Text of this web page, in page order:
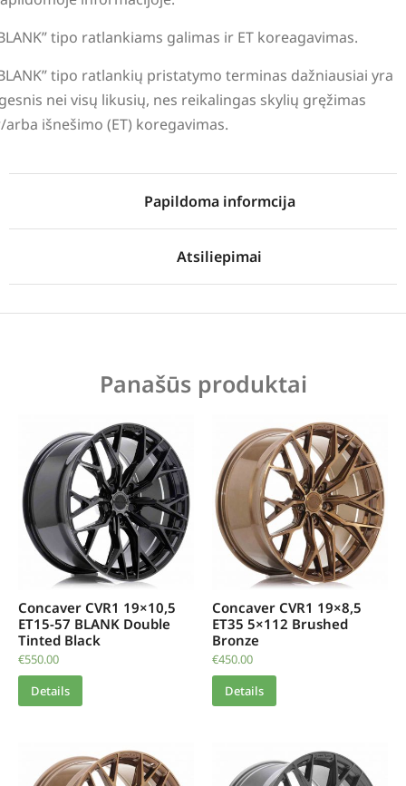
tipo ratlankiams galimas ir ET koreagavimas.
tipo ratlankių pristatymo terminas dažniausiai yra
nei visų likusių, nes reikalingas skylių gręžimas
arba išnešimo (ET) koregavimas.
Papildoma informcija
Atsiliepimai
Panašūs produktai
Concaver CVR1 19×10,5
ET15-57 BLANK Double
Tinted Black
€550.00
Details
Concaver CVR1 19×8,5
ET35 5×112 Brushed
Bronze
€450.00
Details